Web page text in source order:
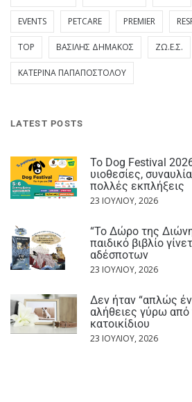
EVENTS PETCARE PREMIER
TOP ΒΑΣΊΛΗΣ ΔΗΜΆΚΟΣ ΖΩ.Ε.Σ.
ΚΑΤΕΡΊΝΑ ΠΑΠΑΠΟΣΤΌΛΟΥ
LATEST POSTS
Το Dog Festival
υιοθεσίες,
πολλές εκπλήξεις
23 ΙΟΥΛΊΟΥ, 2026
“Το Δώρο της
παιδικό βιβλίο
αδέσποτων
23 ΙΟΥΛΊΟΥ, 2026
Δεν ήταν “απλώς
αλήθειες γύρω
κατοικίδιου
23 ΙΟΥΛΊΟΥ, 2026